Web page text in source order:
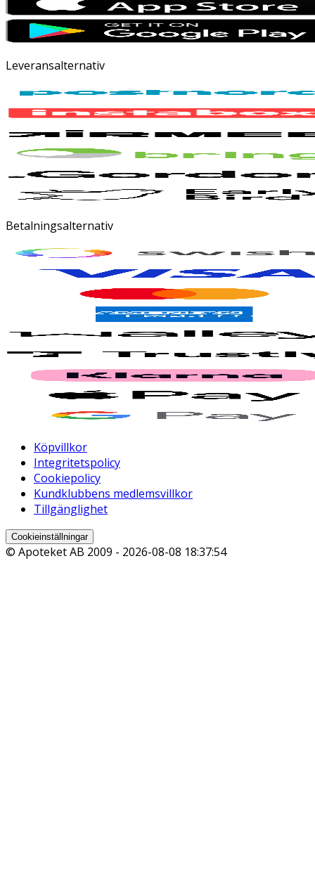
Leveransalternativ
Betalningsalternativ
Köpvillkor
Integritetspolicy
Cookiepolicy
Kundklubbens medlemsvillkor
Tillgänglighet
Cookieinställningar
© Apoteket AB 2009 - 2026-08-08 18:37:54